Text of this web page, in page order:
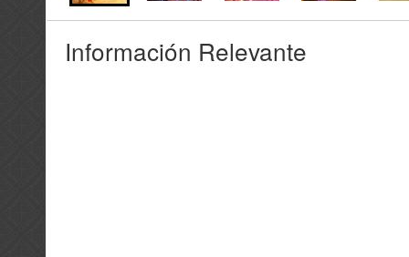
Información Relevante